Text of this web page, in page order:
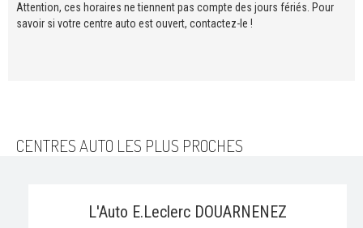
Attention, ces horaires ne tiennent pas compte des jours fériés. Pour
savoir si votre centre auto est ouvert, contactez-le !
CENTRES AUTO LES PLUS PROCHES
L'Auto E.Leclerc DOUARNENEZ